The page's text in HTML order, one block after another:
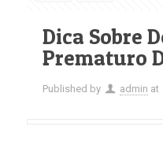
Dica Sobre
Prematuro
Published by admin at